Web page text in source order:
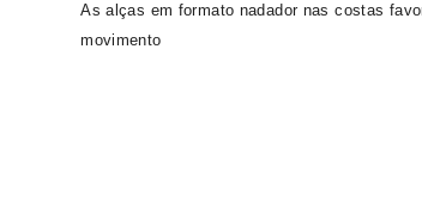
As alças em formato nadador nas costas
movimento